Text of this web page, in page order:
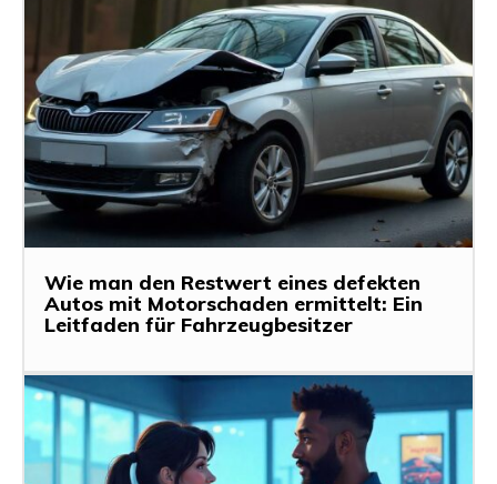
Wie man den Restwert eines defekten
Autos mit Motorschaden ermittelt: Ein
Leitfaden für Fahrzeugbesitzer